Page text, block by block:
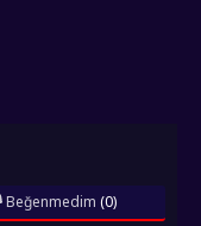
Beğenmedim (0)